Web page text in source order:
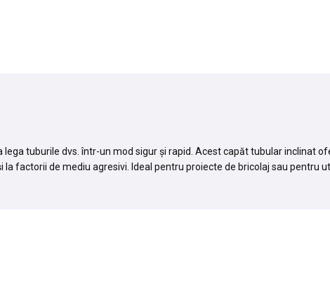
tuburile dvs. într-un mod sigur și rapid. Acest capăt tubular inclinat
factorii de mediu agresivi. Ideal pentru proiecte de bricolaj sau pentru